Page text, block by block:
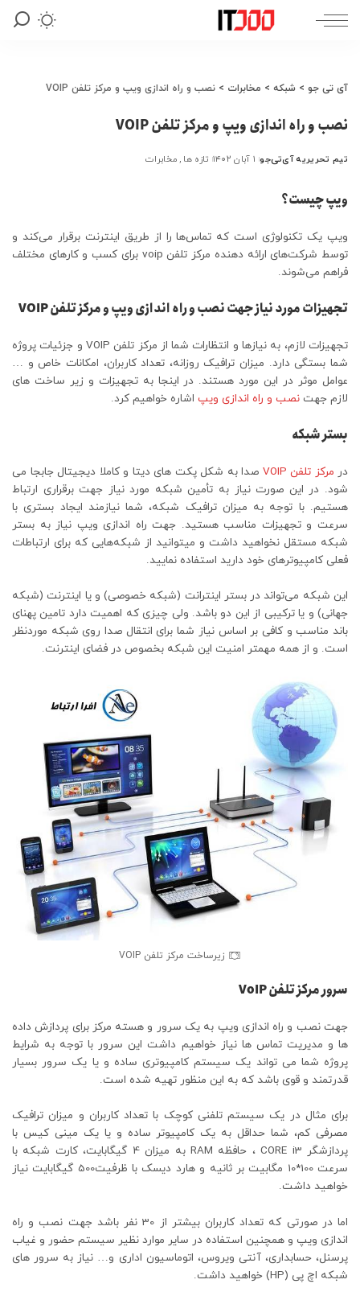
آی تی جو > شبکه > مخابرات > نصب و راه اندازی ویپ و مرکز تلفن VOIP
نصب و راه اندازی ویپ و مرکز تلفن VOIP
ارسال
تیم تحریریه آی‌تی‌جو ۱ آبان ۱۴۰۲ تازه ها مخابرات
ویپ چیست؟
ویپ یک تکنولوژی است که تماس‌ها را از طریق اینترنت برقرار می‌کند و
توسط شرکت‌های ارائه دهنده مرکز تلفن voip
برای کسب و کار‌های مختلف
فراهم می‌شوند.
تجهیزات مورد نیاز جهت نصب و راه اندازی ویپ و مرکز تلفن VOIP
تجهیزات لازم، به نیازها و انتظارات شما از مرکز تلفن VOIP و جزئیات پروژه
شما بستگی دارد. میزان ترافیک روزانه، تعداد کاربران، امکانات خاص و …
عوامل موثر در این مورد هستند. در اینجا به تجهیزات و زیر ساخت های
لازم جهت نصب و راه اندازی ویپ اشاره خواهیم کرد.
بستر شبکه
در مرکز تلفن VOIP
صدا به شکل پکت های دیتا و کاملا دیجیتال جابجا می
شود. در این صورت نیاز به تأمین شبکه مورد نیاز جهت برقراری ارتباط
هستیم. با توجه به میزان ترافیک شبکه، شما نیازمند ایجاد بستری با
سرعت و تجهیزات مناسب هستید. جهت راه اندازی ویپ نیاز به بستر
شبکه­ مستقل نخواهید داشت و می­توانید از شبکه‌هایی که برای ارتباطات
فعلی کامپیوترهای خود دارید استفاده نمایید.
این شبکه می‌تواند در بستر اینترانت (شبکه خصوصی) و یا اینترنت (شبکه
جهانی) و یا ترکیبی از این دو باشد. ولی چیزی که اهمیت دارد تامین پهنای
باند مناسب و کافی بر اساس نیاز شما برای انتقال صدا روی شبکه مورد‌نظر
است. و از همه مهمتر امنیت این شبکه بخصوص در فضای اینترنت.
زیرساخت مرکز تلفن VOIP
سرور مرکز تلفن VoIP
جهت نصب و راه اندازی ویپ به یک سرور و هسته مرکز برای پردازش داده
ها و مدیریت تماس ها نیاز خواهیم داشت این سرور با توجه به شرایط
پروژه شما می تواند یک سیستم کامپیوتری ساده و یا یک سرور بسیار
قدرتمند و قوی باشد که به این منظور تهیه شده است.
برای مثال در یک سیستم تلفنی کوچک با تعداد کاربران و میزان ترافیک
مصرفی کم، شما حداقل به یک کامپیوتر ساده و یا یک مینی کیس با
پردازشگر CORE i3 ، حافظه RAM به میزان 4 گیگابایت، کارت شبکه با
سرعت 100*10 مگابیت بر ثانیه و هارد دیسک با ظرفیت500 گیگابایت نیاز
خواهید داشت.
اما در صورتی که تعداد کاربران بیشتر از 30 نفر باشد جهت نصب و راه
اندازی ویپ و همچنین استفاده در سایر موارد نظیر سیستم حضور و غیاب
پرسنل، حسابداری، آنتی ویروس، اتوماسیون اداری و… نیاز به سرور های
شبکه اچ پی (HP) خواهید داشت.